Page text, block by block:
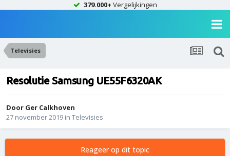
379.000+ Vergelijkingen
Televisies
Resolutie Samsung UE55F6320AK
Door Ger Calkhoven
27 november 2019 in Televisies
Reageer op dit topic